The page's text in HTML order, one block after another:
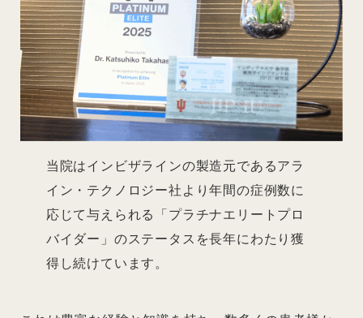
当院はインビザラインの製造元であるアラ
イン・テクノロジー社より年間の症例数に
応じて与えられる「プラチナエリートプロ
バイダー」のステータスを長年にわたり獲
得し続けています。